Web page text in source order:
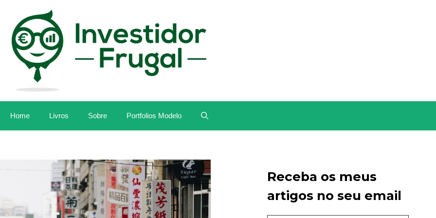
Home Livros Sobre Portfolios Modelo
Receba os meus
artigos no seu email